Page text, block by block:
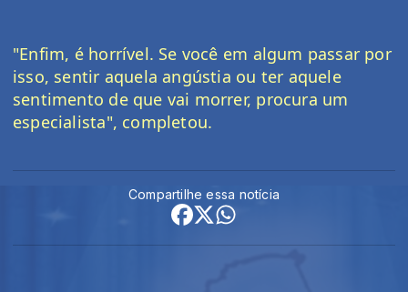
"Enfim, é horrível. Se você em algum passar por
isso, sentir aquela angústia ou ter aquele
sentimento de que vai morrer, procura um
especialista", completou.
Compartilhe essa notícia